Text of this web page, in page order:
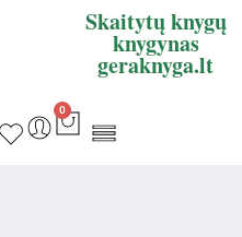
Skaitytų knygų
knygynas
geraknyga.lt
0